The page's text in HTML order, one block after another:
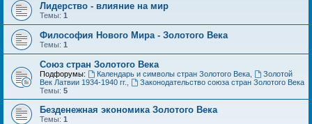
Лидерство - влияние на мир
Темы: 1
Философия Нового Мира - Золотого Века
Темы: 1
Cоюз стран Золотого Века
Подфорумы: Календарь и символы стран Золотого Века,
Золотой
Век Латвии 1934-1940 гг.
Законодательство союза стран Золотого Века
Темы: 5
Безденежная экономика Золотого Века
Темы: 1